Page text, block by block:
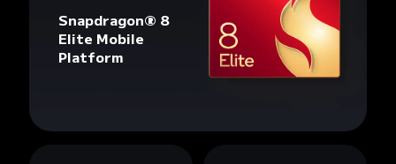
Snapdragon® 8
Elite Mobile
Platform